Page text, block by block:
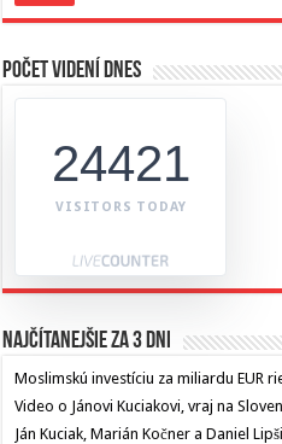
Počet videní dnes
24421
VISITORS TODAY
Najčítanejšie za 3 dni
Moslimskú investíciu za miliardu EUR
Video o Jánovi Kuciakovi, vraj na
Ján Kuciak, Marián Kočner a Daniel